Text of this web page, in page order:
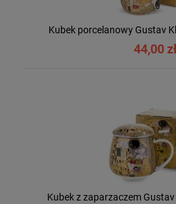
Kubek porcelanowy Gustav
44,00 zł
Kubek z zaparzaczem